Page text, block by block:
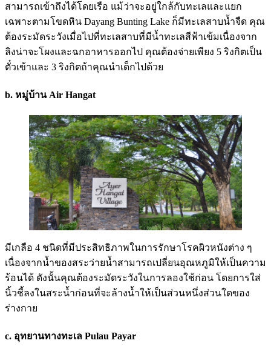
สามารถเข้าถึงได้โดยเรือ แม้ว่าจะอยู่ใกล้กับทะเลและแยก
เฉพาะตามโขดหิน Dayang Bunting Lake ก็มีทะเลสาบน้ำจืด คุณ
ต้องระมัดระวังเมื่อไปที่ทะเลสาบที่มีน้ำทะเลสีฟ้าเข้มเนื่องจาก
ลิงน่าจะโผงและฉกอาหารออกไป คุณต้องจ่ายเพียง 5 ริงกิตเป็น
ตั๋วเข้าและ 3 ริงกิตถ้าคุณนำเด็กไปด้วย
b. หมู่บ้าน Air Hangat
มีเกลือ 4 ชนิดที่มีประสิทธิภาพในการรักษาโรคผิวหนังต่าง ๆ
เนื่องจากน้ำของสระว่ายน้ำสามารถเปลี่ยนอุณหภูมิให้เป็นความ
ร้อนได้ ดังนั้นคุณต้องระมัดระวังในการลองใช้ก่อน โดยการใส่
นิ้วชี้ลงในสระน้ำก่อนที่จะล้างน้ำให้เป็นส่วนหนึ่งส่วนใดของ
ร่างกาย
c. อุทยานทางทะเล Pulau Payar